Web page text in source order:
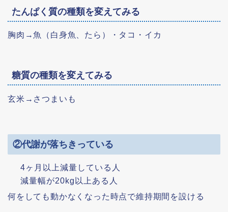
たんぱく質の種類を変えてみる
胸肉→魚（白身魚、たら）・タコ・イカ
糖質の種類を変えてみる
玄米→さつまいも
②代謝が落ちきっている
4ヶ月以上減量している人
減量幅が20kg以上ある人
何をしても動かなくなった時点で維持期間を設ける